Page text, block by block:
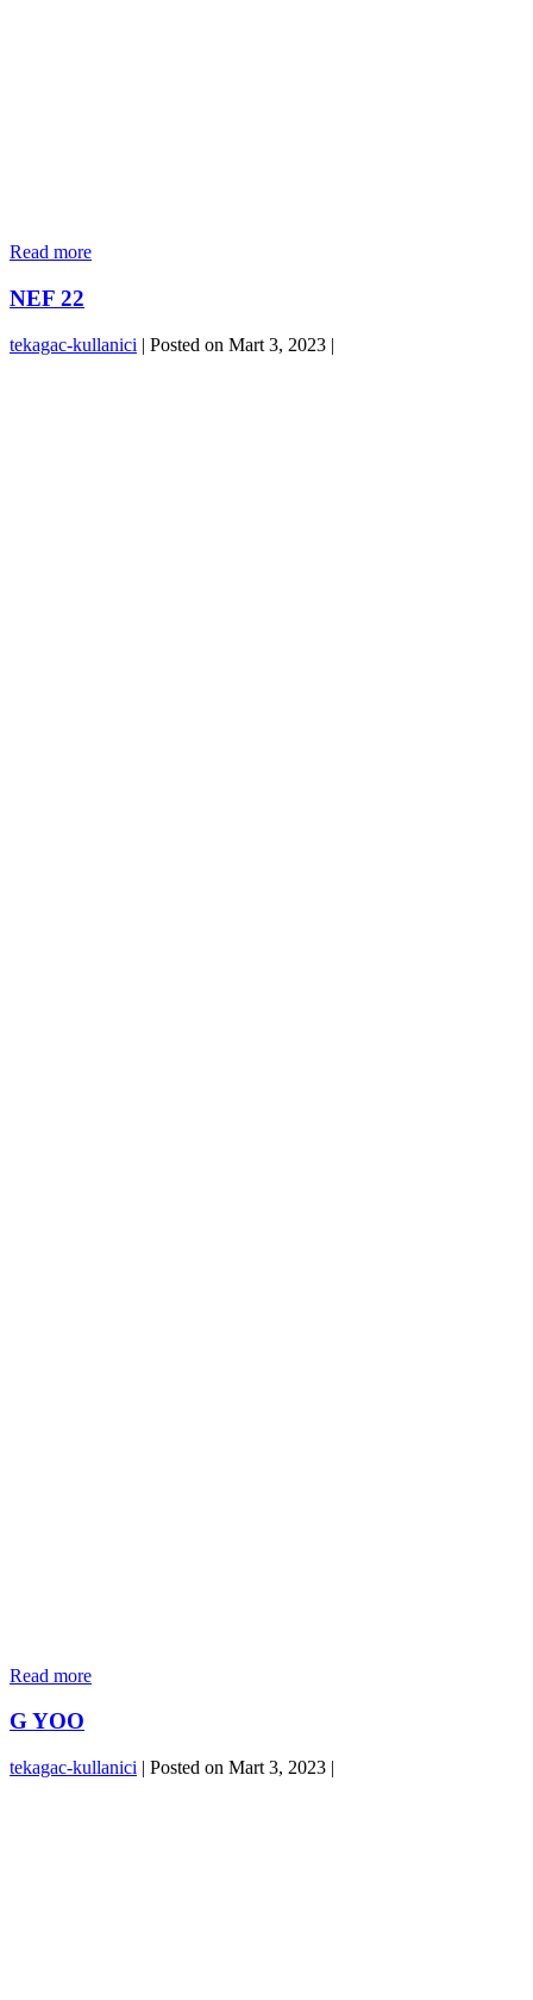
Read moreORYAPARK
NEF 22
tekagac-kullanici | Posted on Mart 3, 2023 |
Read moreNEF
G YOO
tekagac-kullanici | Posted on Mart 3, 2023 |